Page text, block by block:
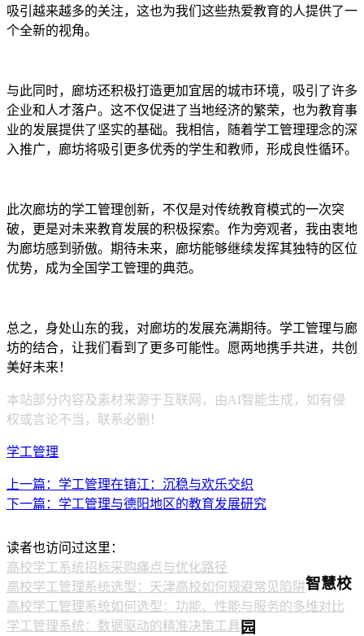
吸引越来越多的关注，这也为我们这些热爱教育的人提供了一
个全新的视角。
与此同时，廊坊还积极打造更加宜居的城市环境，吸引了许多
企业和人才落户。这不仅促进了当地经济的繁荣，也为教育事
业的发展提供了坚实的基础。我相信，随着学工管理理念的深
入推广，廊坊将吸引更多优秀的学生和教师，形成良性循环。
此次廊坊的学工管理创新，不仅是对传统教育模式的一次突
破，更是对未来教育发展的积极探索。作为旁观者，我由衷地
为廊坊感到骄傲。期待未来，廊坊能够继续发挥其独特的区位
优势，成为全国学工管理的典范。
总之，身处山东的我，对廊坊的发展充满期待。学工管理与廊
坊的结合，让我们看到了更多可能性。愿两地携手共进，共创
美好未来！
本站部分内容及素材来源于互联网，由AI智能生成，如有侵
权或言论不当，联系必删！
学工管理
上一篇：学工管理在镇江：沉稳与欢乐交织
下一篇：学工管理与德阳地区的教育发展研究
读者也访问过这里：
高校学工系统招标采购痛点与优化路径
高校学工管理系统选型：天津高校如何规避常见陷阱
高校学工管理系统如何选型：功能、性能与服务的多维对比
学工管理系统：数据驱动的精准决策工具
智慧校
园